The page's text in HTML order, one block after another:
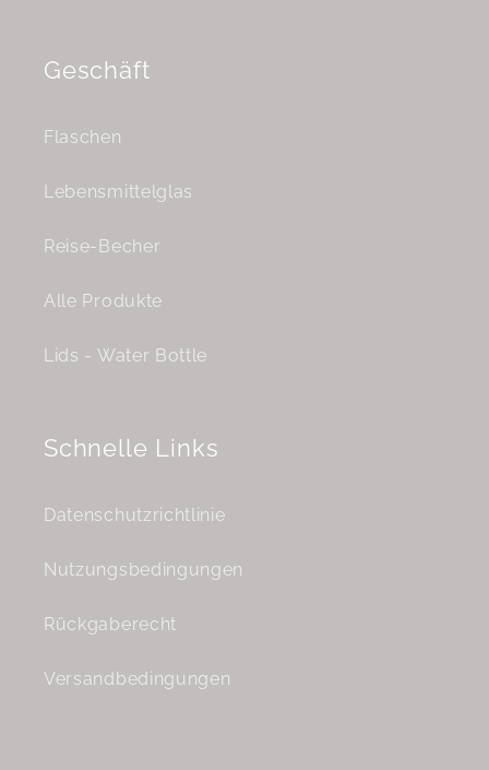
Geschäft
Flaschen
Lebensmittelglas
Reise-Becher
Alle Produkte
Lids - Water Bottle
Schnelle Links
Datenschutzrichtlinie
Nutzungsbedingungen
Rückgaberecht
Versandbedingungen